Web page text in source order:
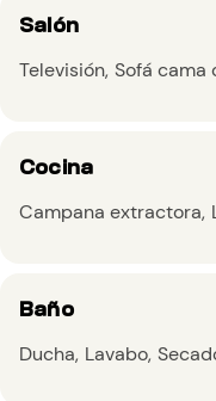
Salón
Televisión Sofá cama
Cocina
Campana extractora
Baño
Ducha Lavabo